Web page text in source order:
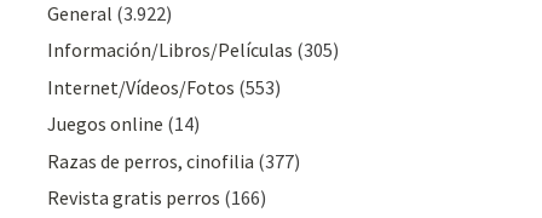
General (3.922)
Información/Libros/Películas (305)
Internet/Vídeos/Fotos (553)
Juegos online (14)
Razas de perros, cinofilia (377)
Revista gratis perros (166)